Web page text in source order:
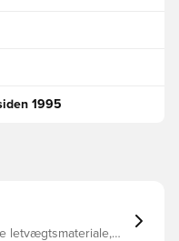
1995
letvægtsmateriale,